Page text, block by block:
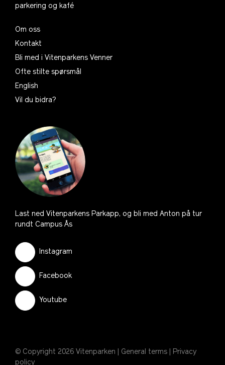
parkering og kafé
Om oss
Kontakt
Bli med i Vitenparkens Venner
Ofte stilte spørsmål
English
Vil du bidra?
Last ned Vitenparkens Parkapp, og bli med Anton på tur
rundt Campus Ås
Instagram
Facebook
Youtube
© Copyright 2026 Vitenparken | General terms
Privacy
policy